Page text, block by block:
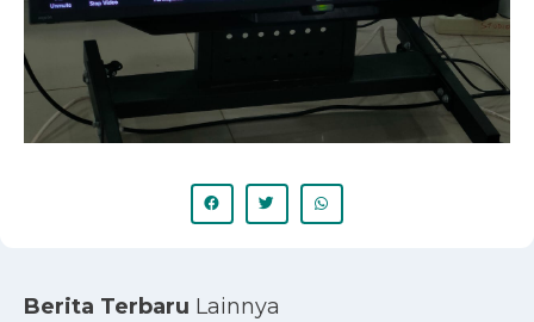
Berita Terbaru Lainnya